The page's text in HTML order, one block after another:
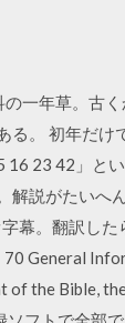
の一年草。古
る。 初年だ
23 42」と
解説がたい
幕。翻訳し
General
of the Bible,